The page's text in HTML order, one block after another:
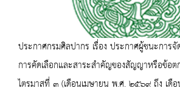
ประกาศกรมศิลปากร เรื่อง ประกาศผู้ชนะการ
การคัดเลือกและสาระสำคัญของสัญญาหรือข้อต
ไตรมาสที่ ๓ (เดือนเมษายน พ.ศ. ๒๕๖๙ ถึง เดื